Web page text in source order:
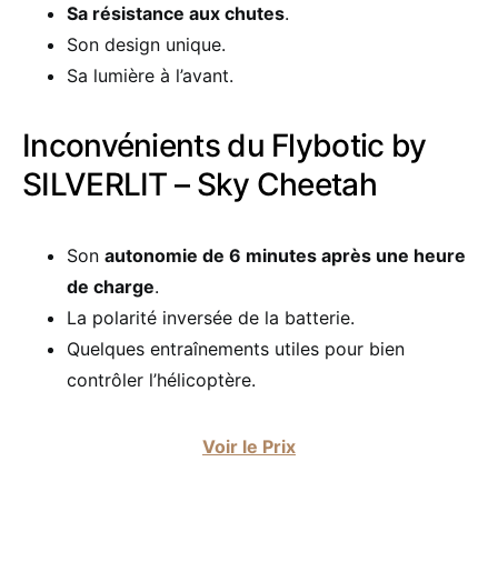
Sa résistance aux chutes.
Son design unique.
Sa lumière à l’avant.
Inconvénients du Flybotic by
SILVERLIT – Sky Cheetah
Son autonomie de 6 minutes après une heure
de charge.
La polarité inversée de la batterie.
Quelques entraînements utiles pour bien
contrôler l’hélicoptère.
Voir le Prix